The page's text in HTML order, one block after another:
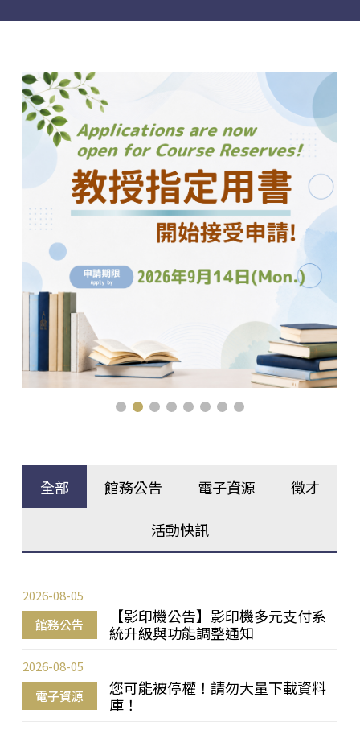
全部 館務公告 電子資源 徵才
活動快訊
館務公告
【影印機公告】影印機多元支付系
統升級與功能調整通知
2026-08-05
電子資源
您可能被停權！請勿大量下載資料
庫！
2026-08-05